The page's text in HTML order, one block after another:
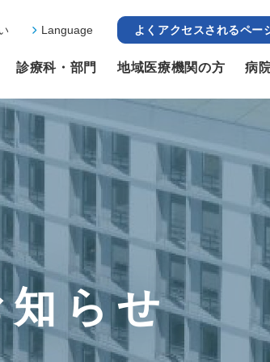
Language よくアクセスされるペー
診療科・部門 地域医療機関の方 病
知らせ